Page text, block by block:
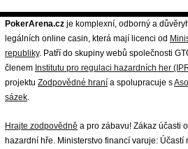
PokerArena.cz je komplexní, odborný a
legálních online casin, která mají licenci od
republiky. Patří do skupiny webů společnosti
členem Institutu pro regulaci hazardních her
projektu Zodpovědné hraní a spolupracuje s
sázek.
Hrajte zodpovědně a pro zábavu! Zákaz účasti
hazardní hře. Ministerstvo financí varuje: